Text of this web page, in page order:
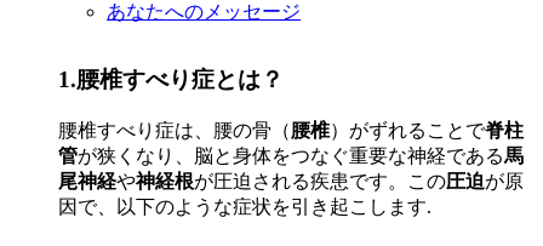
あなたへのメッセージ
1.腰椎すべり症とは？
腰椎すべり症は、腰の骨（腰椎）がずれることで脊柱
管が狭くなり、脳と身体をつなぐ重要な神経である馬
尾神経や神経根が圧迫される疾患です。この圧迫が原
因で、以下のような症状を引き起こします.